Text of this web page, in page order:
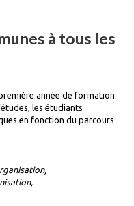
à tous les
année de formation.
les étudiants
en fonction du parcours